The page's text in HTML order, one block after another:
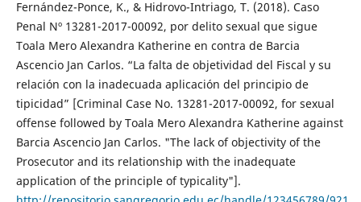
Fernández-Ponce, K., & Hidrovo-Intriago, T. (2018). Caso
Penal Nº 13281-2017-00092, por delito sexual que sigue
Toala Mero Alexandra Katherine en contra de Barcia
Ascencio Jan Carlos. “La falta de objetividad del Fiscal y su
relación con la inadecuada aplicación del principio de
tipicidad” [Criminal Case No. 13281-2017-00092, for sexual
offense followed by Toala Mero Alexandra Katherine against
Barcia Ascencio Jan Carlos. "The lack of objectivity of the
Prosecutor and its relationship with the inadequate
application of the principle of typicality"].